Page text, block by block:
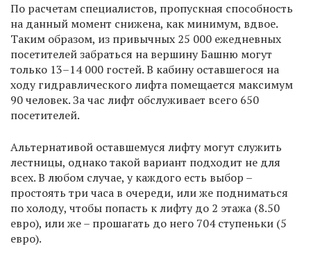
По расчетам специалистов, пропускная способность
на данный момент снижена, как минимум, вдвое.
Таким образом, из привычных 25 000 ежедневных
посетителей забраться на вершину Башню могут
только 13–14 000 гостей. В кабину оставшегося на
ходу гидравлического лифта помещается максимум
90 человек. За час лифт обслуживает всего 650
посетителей.
Альтернативой оставшемуся лифту могут служить
лестницы, однако такой вариант подходит не для
всех. В любом случае, у каждого есть выбор –
простоять три часа в очереди, или же подниматься
по холоду, чтобы попасть к лифту до 2 этажа (8.50
евро), или же – прошагать до него 704 ступеньки (5
евро).